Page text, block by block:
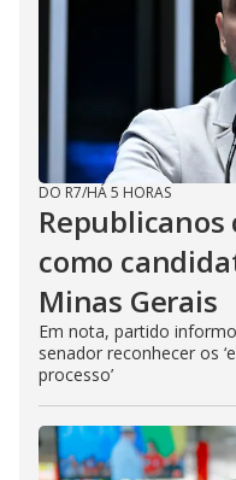
DO R7/HÁ 5 HORAS
como
Minas Gerais
Em nota, partido
senador reconhecer os
processo’